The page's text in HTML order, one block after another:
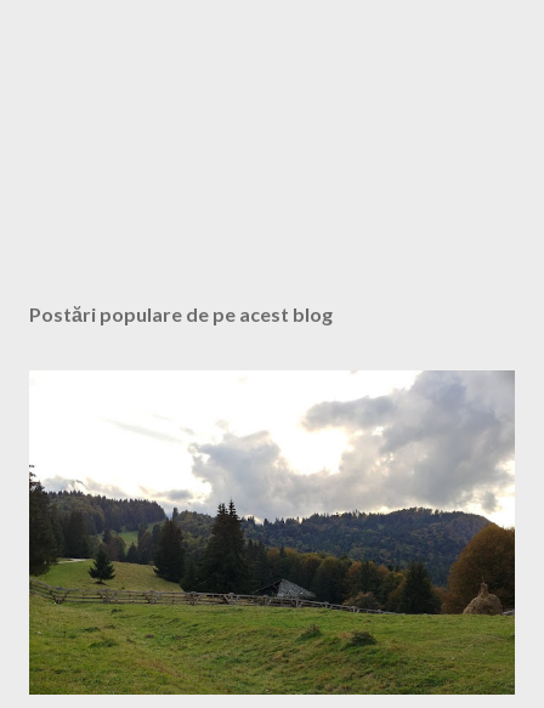
Postări populare de pe acest blog